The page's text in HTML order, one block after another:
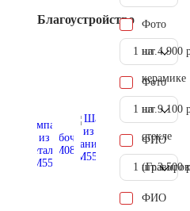
Благоустройство Фото
на
керамике
1 шт. 4.900
Фото
на
стекле
1 шт. 9.100
ФИО
1 шт.3.500
ФИО